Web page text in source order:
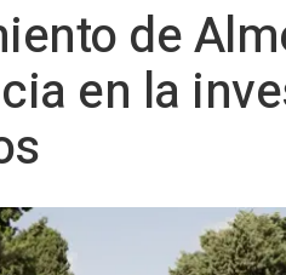
de
en la